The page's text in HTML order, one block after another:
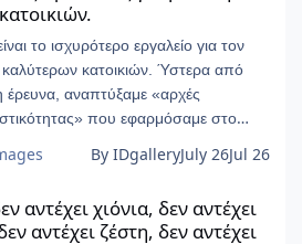
το ισχυρότερο εργαλείο για τον
κατοικιών. Ύστερα από
αναπτύξαμε «αρχές
που εφαρμόσαμε στο
By IDgalleryJuly 26Jul 26
αντέχει χιόνια, δεν αντέχει
αντέχει ζέστη, δεν αντέχει